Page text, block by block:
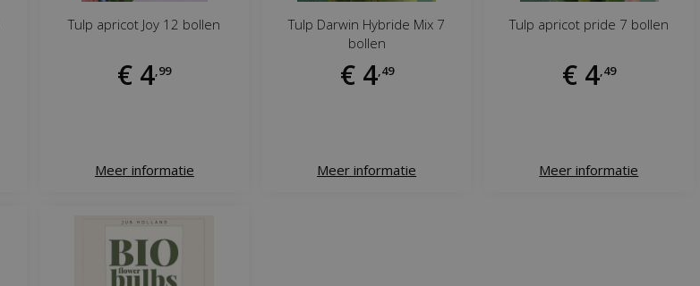
Tulp apricot Joy 12 bollen
€ 4 99
Meer informatie
Tulp Darwin Hybride Mix 7
bollen
€ 4 49
Meer informatie
Tulp apricot pride 7 bollen
€ 4 49
Meer informatie